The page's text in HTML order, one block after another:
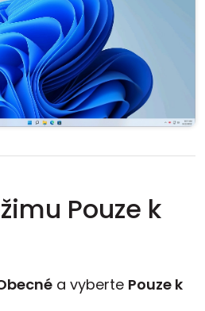
Pouze k
a vyberte Pouze k